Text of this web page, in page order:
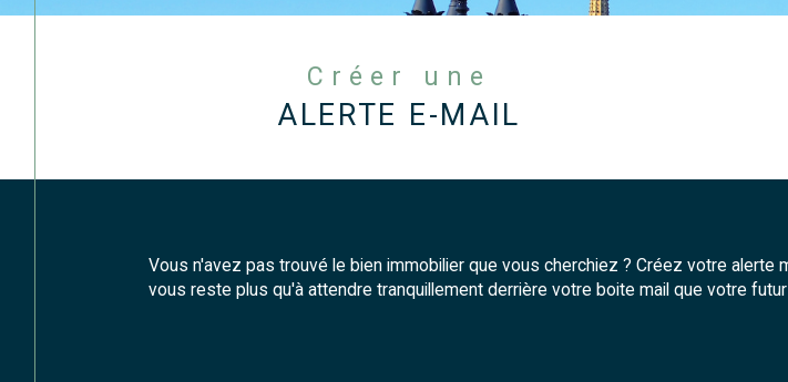
TYPE DE BIEN
Créer une
ALERTE E-MAIL
Vous n'avez pas trouvé le bien immobilier que vous cherchiez ? Créez votre
vous reste plus qu'à attendre tranquillement derrière votre boite mail que votre